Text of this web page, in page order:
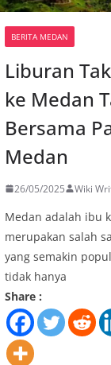
BERITA MEDAN
Liburan
ke Medan
Bersama
Medan
26/05/2025 Wiki
Medan adalah ibu
merupakan salah
yang semakin
tidak hanya
Share :